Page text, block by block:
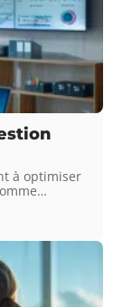
à optimiser
…